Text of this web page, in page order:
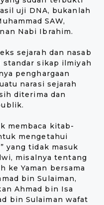
uji DNA, bukanlah
SAW,
Nabi Ibrahim.
sejarah dan nasab
sikap ilmiyah
penghargaan
narasi sejarah
diterima dan
membaca kitab-
mengetahui
yang tidak masuk
misalnya tentang
ke Yaman bersama
bin Sulaiman,
Ahmad bin Isa
bin Sulaiman wafat